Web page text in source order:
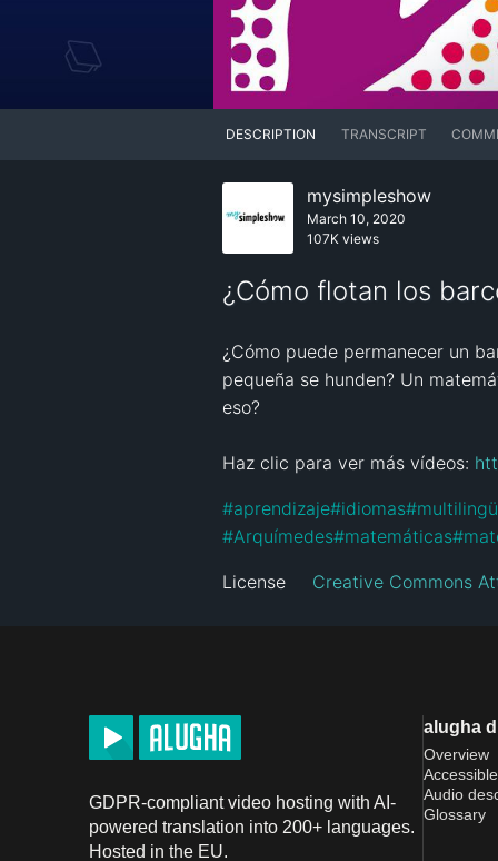
DESCRIPTION TRANSCRIPT
mysimpleshow
March 10, 2020
107K views
¿Cómo flotan los
¿Cómo puede permanecer un
pequeña se hunden? Un
eso?
Haz clic para ver más vídeos:
#aprendizaje#idiomas#
#Arquímedes#matemáticas#
License Creative Commons
GDPR-compliant video hosting with AI-
powered translation into 200+ languages.
Hosted in the EU.
alugha
Overview
Audio
Glossary